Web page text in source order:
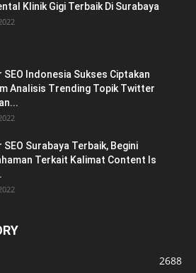
Klinik Gigi Terbaik Di Surabaya
SEO Indonesia Sukses Ciptakan
Analisis Trending Topik Twitter
SEO Surabaya Terbaik, Begini
Terkait Kalimat Content Is
2688